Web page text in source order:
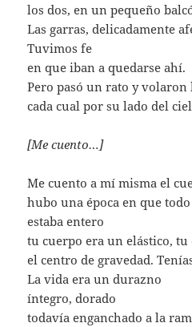
los dos, en un pequeño
Las garras, delicadamente
Tuvimos fe
en que iban a quedarse ahí.
Pero pasó un rato y volaron
cada cual por su lado del
[Me cuento…]
Me cuento a mí misma el
hubo una época en que todo
estaba entero
tu cuerpo era un elástico, tu
el centro de gravedad.
La vida era un durazno
íntegro, dorado
todavía enganchado a la